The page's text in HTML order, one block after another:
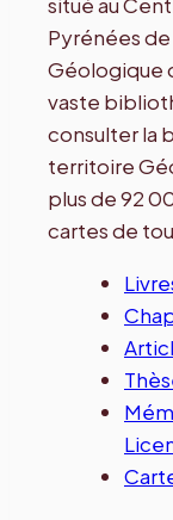
Pyrénées
Géologique
vaste
consulter la
territoire
plus de 92
cartes de